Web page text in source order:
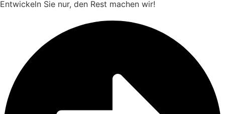
Entwickeln Sie nur, den Rest machen wir!